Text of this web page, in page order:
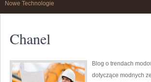
Nowe Technologie
Chanel
Blog o trendach
dotyczące modnych